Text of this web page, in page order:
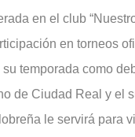
en el club
en torneos
temporada como
de Ciudad Real y el
le servirá para